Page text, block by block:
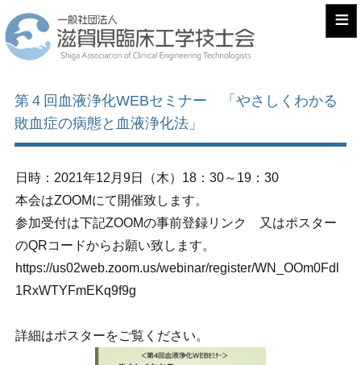
≡
第４回血液浄化WEBセミナー 「やさしくわかる
敗血症の病態と血液浄化法」
日時：2021年12月9日（木）18：30～19：30
本会はZOOMにて開催致します。
参加受付は下記ZOOMの事前登録リンク 又はポスター
のQRコードからお願い致します。
https://us02web.zoom.us/webinar/register/WN_OOm0Fdl
1RxWTYFmEKq9f9g
詳細はポスターをご覧ください。